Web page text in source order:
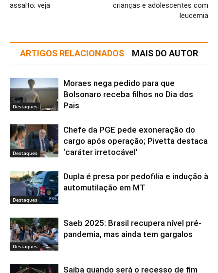
assalto; veja
crianças e adolescentes com
leucemia
ARTIGOS RELACIONADOS MAIS DO AUTOR
Destaques
Moraes nega pedido para que
Bolsonaro receba filhos no Dia dos
Pais
Destaques
Chefe da PGE pede exoneração do
cargo após operação; Pivetta destaca
‘caráter irretocável’
Destaques
Dupla é presa por pedofilia e indução à
automutilação em MT
Destaques
Saeb 2025: Brasil recupera nível pré-
pandemia, mas ainda tem gargalos
Saiba quando será o recesso de fim